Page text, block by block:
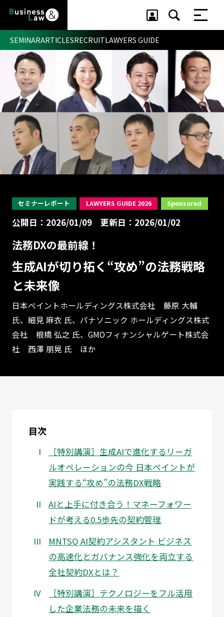
セミナー ・ 記事
セミナー
記事
リクルート
SEMINARARTICLESRECRUITLAWYERS GUIDE
セミナーレポート LAWYERS GUIDE 2026 Sponsored
公開日：2026/01/09更新日：2026/01/02
法務DXの最前線！
生成AIが切り拓く“攻め”の法務戦略
と未来像
日本ペイントホールディングス株式会社 藤原 大輔
氏、細見 麻衣 氏、パナソニック ホールディングス株式
会社 根橋 弘之 氏、GMOフィナンシャルゲート株式会
社 西澤 朋晃 氏 ほか
目次
［特別講演］生成AIで進化するリーガ
ルオペレーションの今 日本ペイントが
実践する“攻め”の法務DX戦略
AIと上手に付き合う！マネーフォワー
ドが考える0.5歩先の契約管理
MNTSQ AI契約アシスタント ビジネス
の高速化とガバナンス強化を両立する
全社契約DXとは？
［特別講演］テクノロジーをフル活用
した企業法務の未来を描く